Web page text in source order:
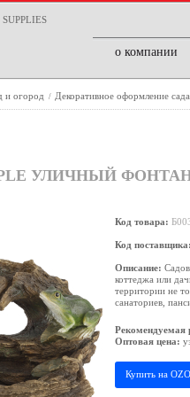
о компании
и огород / Декоративное оформление сада
УЛИЧНЫЙ
Код товара:
Код поставщика:
Описание:
коттеджа или
территории не
санаториев,
Рекомендуемая
Оптовая цена:
Купить на